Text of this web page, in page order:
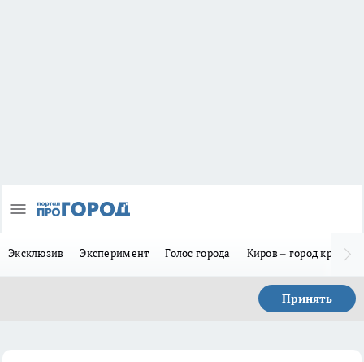
Эксклюзив Эксперимент Голос города Киров – город
Принять